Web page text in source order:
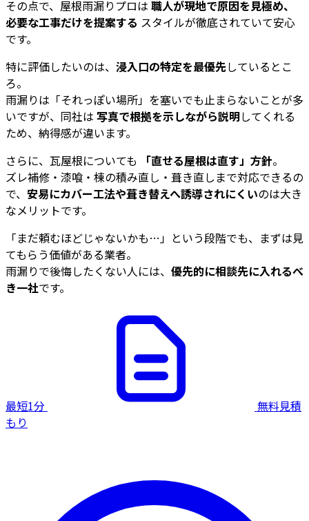
その点で、屋根雨漏りプロは 職人が現地で原因を見極め、
必要な工事だけを提案する スタイルが徹底されていて安心
です。
特に評価したいのは、 浸入口の特定を最優先しているとこ
ろ。
雨漏りは「それっぽい場所」を塞いでも止まらないことが多
いですが、同社は 写真で根拠を示しながら説明してくれる
ため、納得感が違います。
さらに、瓦屋根についても
「直せる屋根は直す」方針。
ズレ補修・漆喰・棟の積み直し・葺き直しまで対応できるの
で、 安易にカバー工法や葺き替えへ誘導されにくいのは大き
なメリットです。
「まだ頼むほどじゃないかも…」という段階でも、まずは見
てもらう価値がある業者。
雨漏りで後悔したくない人には、 優先的に相談先に入れるべ
き一社です。
最短1分
無料見積
もり